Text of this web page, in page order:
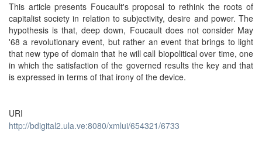
This article presents Foucault's proposal to rethink the roots of
capitalist society in relation to subjectivity, desire and power. The
hypothesis is that, deep down, Foucault does not consider May
'68 a revolutionary event, but rather an event that brings to light
that new type of domain that he will call biopolitical over time, one
in which the satisfaction of the governed results the key and that
is expressed in terms of that irony of the device.
URI
http://bdigital2.ula.ve:8080/xmlui/654321/6733